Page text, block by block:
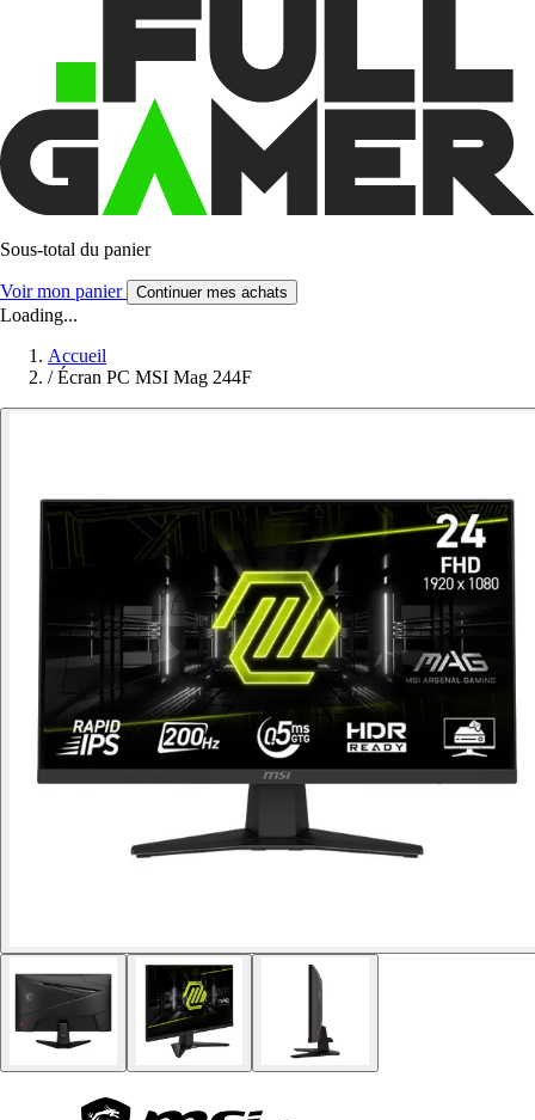
Sous-total du panier
Voir mon panier Continuer mes achats
Loading...
Accueil
/ Écran PC MSI Mag 244F